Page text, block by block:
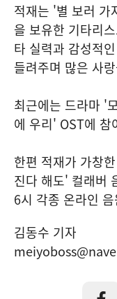
적재는 '별 보러 가
을 보유한 기타리
타 실력과 감성적
들려주며 많은 사
최근에는 드라마 '
에 우리' OST에 참
한편 적재가 가창
진다 해도' 컬래버
6시 각종 온라인
김동수 기자